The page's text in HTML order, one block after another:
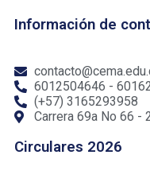
Información de
6012504646 -
(+57) 3165293958
Carrera 69a No 66 -
Circulares 2026